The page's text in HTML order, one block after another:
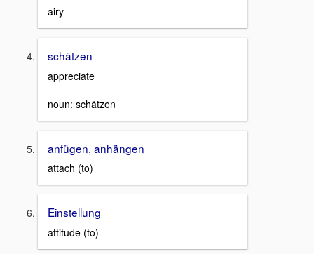
airy
schätzen
appreciate
noun: schätzen
anfügen, anhängen
attach (to)
Einstellung
attitude (to)